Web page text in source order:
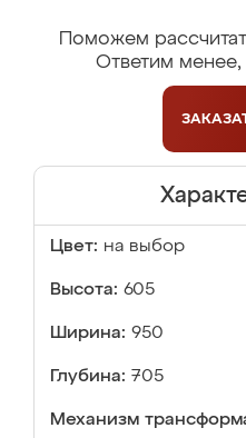
Поможем
Ответим менее,
Цвет: на выбор
Высота: 605
Ширина: 950
Глубина: 705
Механизм